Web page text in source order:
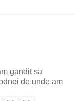
gandit sa
de unde am